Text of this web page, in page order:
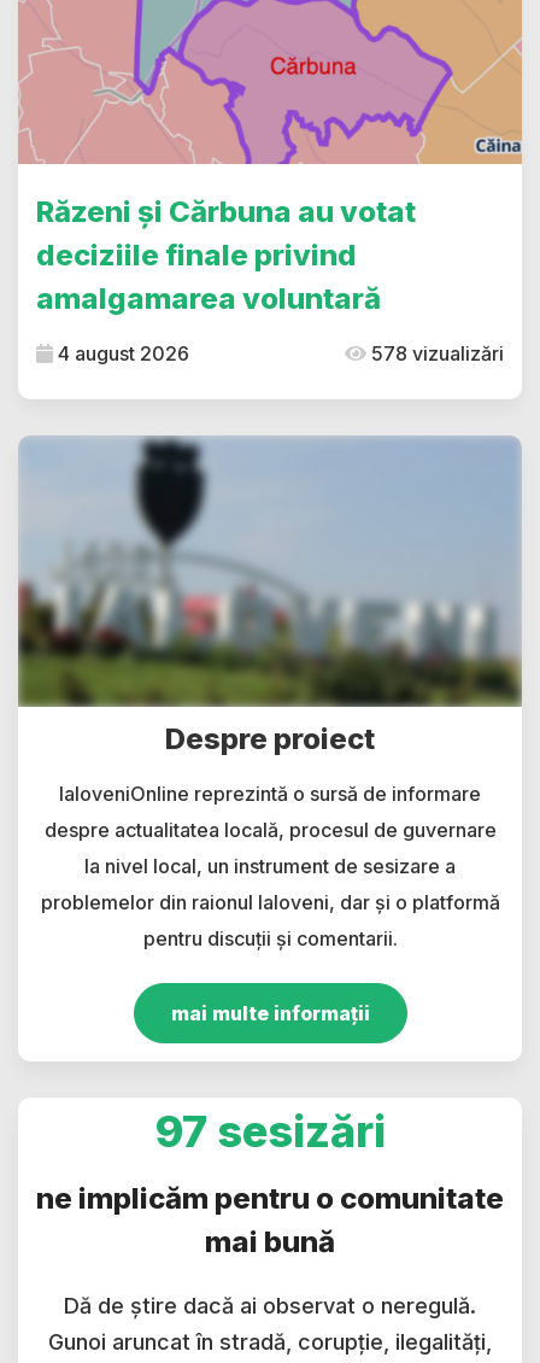
Răzeni și Cărbuna au votat
deciziile finale privind
amalgamarea voluntară
4 august 2026 578 vizualizări
Despre proiect
IaloveniOnline reprezintă o sursă de informare
despre actualitatea locală, procesul de guvernare
la nivel local, un instrument de sesizare a
problemelor din raionul Ialoveni, dar și o platformă
pentru discuții și comentarii.
mai multe informații
97 sesizări
ne implicăm pentru o comunitate
mai bună
Dă de știre dacă ai observat o neregulă.
Gunoi aruncat în stradă, corupție, ilegalități,